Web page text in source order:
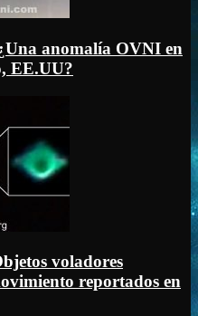
anomalía OVNI en
EE.UU?
voladores
reportados en